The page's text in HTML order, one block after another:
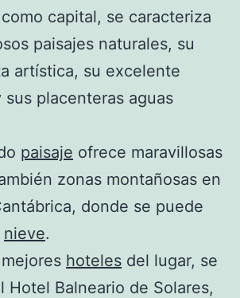
capital, se caracteriza
paisajes naturales, su
artística, su excelente
sus placenteras aguas
paisaje ofrece maravillosas
zonas montañosas en
donde se puede
nieve.
hoteles del lugar, se
Hotel Balneario de Solares,